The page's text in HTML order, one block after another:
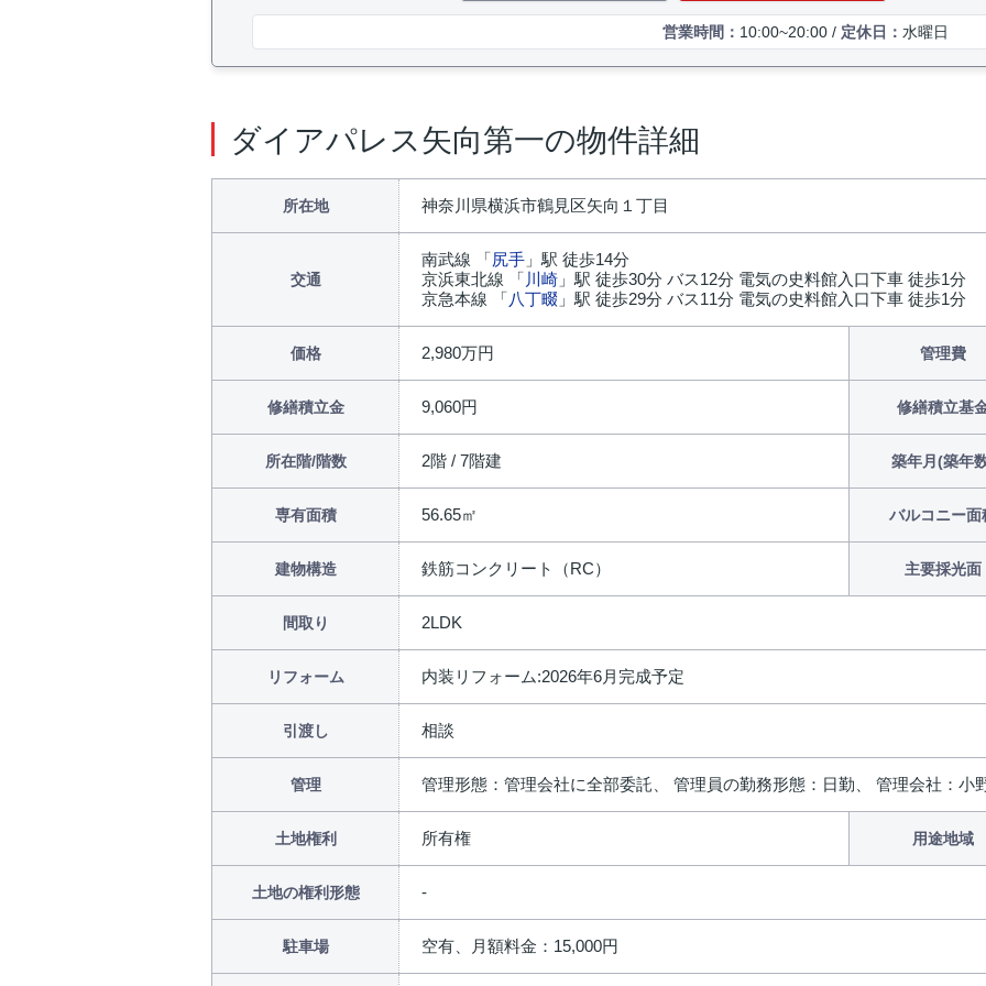
営業時間： 10:00~20:00 / 定休日： 水曜日
ダイアパレス矢向第一の物件詳細
所在地 神奈川県横浜市鶴見区矢向１丁目
交通
南武線 「尻手 」駅 徒歩14分
京浜東北線 「 川崎 」駅 徒歩30分 バス12分 電気の史料館入口下車 徒歩1分
京急本線 「八丁畷 」駅 徒歩29分 バス11分 電気の史料館入口下車 徒歩1分
価格 2,980万円 管理費
修繕積立金 9,060円 修繕積立基
所在階/階数 2階 / 7階建 築年月(築年
専有面積 56.65㎡ バルコニー面
建物構造 鉄筋コンクリート（RC） 主要採光面
間取り 2LDK
リフォーム 内装リフォーム:2026年6月完成予定
引渡し 相談
管理 管理形態：管理会社に全部委託、 管理員の勤務形態：日勤、 管理会社：小
土地権利 所有権 用途地域
土地の権利形態
駐車場 空有、月額料金：15,000円